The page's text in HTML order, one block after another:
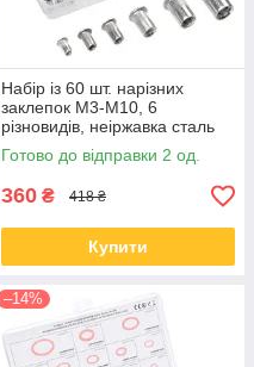
Набір із 60 шт. нарізних
заклепок М3-М10, 6
різновидів, неіржавка сталь
Готово до відправки 2 од.
360 ₴ 418 ₴
Купити
–14%